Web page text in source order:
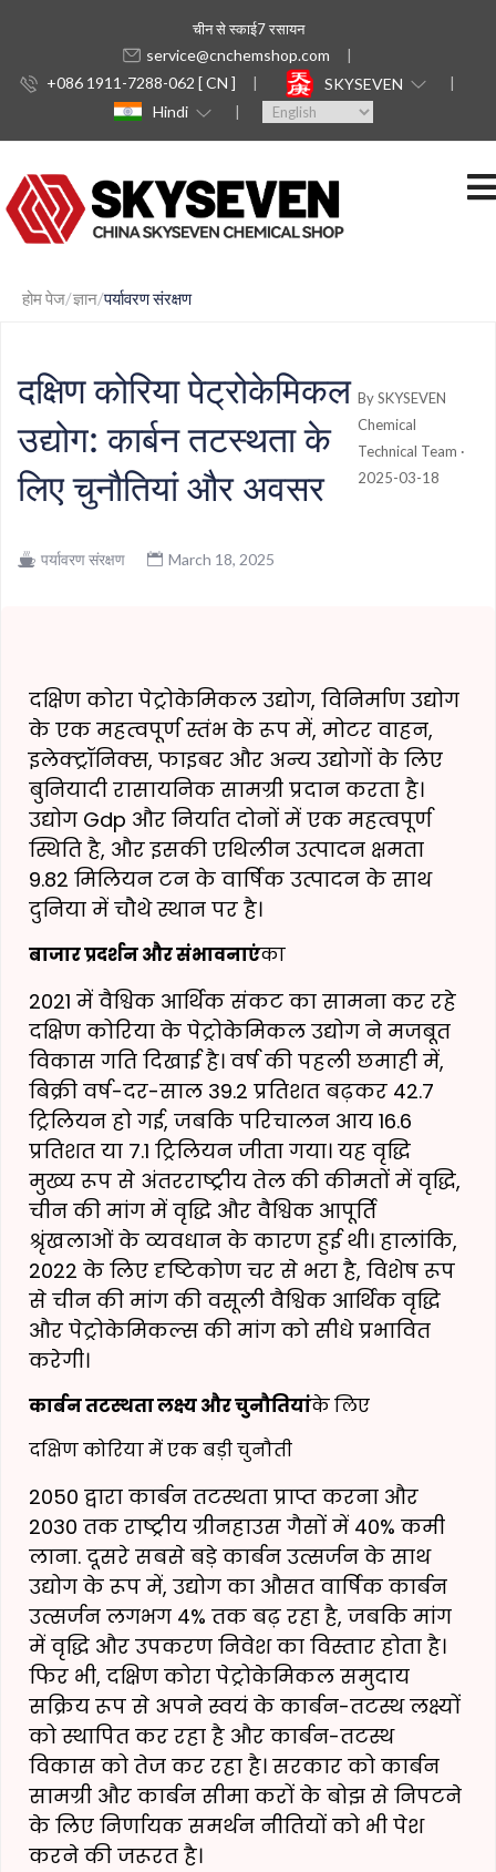
चीन से स्काई7 रसायन
service@cnchemshop.com
+086 1911-7288-062 [ CN ]
SKYSEVEN
Hindi
होम पेज ज्ञान पर्यावरण संरक्षण
दक्षिण कोरिया पेट्रोकेमिकल
उद्योग: कार्बन तटस्थता के
लिए चुनौतियां और अवसर
By SKYSEVEN
Chemical
Technical Team ·
2025-03-18
पर्यावरण संरक्षण March 18, 2025
दक्षिण कोरा पेट्रोकेमिकल उद्योग, विनिर्माण उद्योग
के एक महत्वपूर्ण स्तंभ के रूप में, मोटर वाहन,
इलेक्ट्रॉनिक्स, फाइबर और अन्य उद्योगों के लिए
बुनियादी रासायनिक सामग्री प्रदान करता है।
उद्योग Gdp और निर्यात दोनों में एक महत्वपूर्ण
स्थिति है, और इसकी एथिलीन उत्पादन क्षमता
9.82 मिलियन टन के वार्षिक उत्पादन के साथ
दुनिया में चौथे स्थान पर है।
बाजार प्रदर्शन और संभावनाएंका
2021 में वैश्विक आर्थिक संकट का सामना कर रहे
दक्षिण कोरिया के पेट्रोकेमिकल उद्योग ने मजबूत
विकास गति दिखाई है। वर्ष की पहली छमाही में,
बिक्री वर्ष-दर-साल 39.2 प्रतिशत बढ़कर 42.7
ट्रिलियन हो गई, जबकि परिचालन आय 16.6
प्रतिशत या 7.1 ट्रिलियन जीता गया। यह वृद्धि
मुख्य रूप से अंतरराष्ट्रीय तेल की कीमतों में वृद्धि,
चीन की मांग में वृद्धि और वैश्विक आपूर्ति
श्रृंखलाओं के व्यवधान के कारण हुई थी। हालांकि,
2022 के लिए दृष्टिकोण चर से भरा है, विशेष रूप
से चीन की मांग की वसूली वैश्विक आर्थिक वृद्धि
और पेट्रोकेमिकल्स की मांग को सीधे प्रभावित
करेगी।
कार्बन तटस्थता लक्ष्य और चुनौतियांके लिए
दक्षिण कोरिया में एक बड़ी चुनौती
2050 द्वारा कार्बन तटस्थता प्राप्त करना और
2030 तक राष्ट्रीय ग्रीनहाउस गैसों में 40% कमी
लाना. दूसरे सबसे बड़े कार्बन उत्सर्जन के साथ
उद्योग के रूप में, उद्योग का औसत वार्षिक कार्बन
उत्सर्जन लगभग 4% तक बढ़ रहा है, जबकि मांग
में वृद्धि और उपकरण निवेश का विस्तार होता है।
फिर भी, दक्षिण कोरा पेट्रोकेमिकल समुदाय
सक्रिय रूप से अपने स्वयं के कार्बन-तटस्थ लक्ष्यों
को स्थापित कर रहा है और कार्बन-तटस्थ
विकास को तेज कर रहा है। सरकार को कार्बन
सामग्री और कार्बन सीमा करों के बोझ से निपटने
के लिए निर्णायक समर्थन नीतियों को भी पेश
करने की जरूरत है।